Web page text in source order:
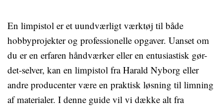
En limpistol er et uundværligt værktøj til både
hobbyprojekter og professionelle opgaver. Uanset om
du er en erfaren håndværker eller en entusiastisk gør-
det-selver, kan en limpistol fra Harald Nyborg eller
andre producenter være en praktisk løsning til limning
af materialer. I denne guide vil vi dække alt fra